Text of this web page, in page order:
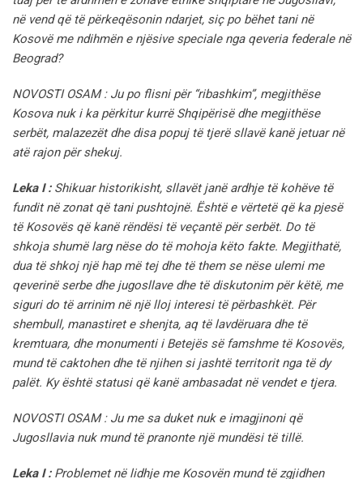
në vend që të përkeqësonin ndarjet, siç po bëhet tani në
Kosovë me ndihmën e njësive speciale nga qeveria federale në
Beograd?
NOVOSTI OSAM : Ju po flisni për “ribashkim”, megjithëse
Kosova nuk i ka përkitur kurrë Shqipërisë dhe megjithëse
serbët, malazezët dhe disa popuj të tjerë sllavë kanë jetuar në
atë rajon për shekuj.
Leka I : Shikuar historikisht, sllavët janë ardhje të kohëve të
fundit në zonat që tani pushtojnë. Është e vërtetë që ka pjesë
të Kosovës që kanë rëndësi të veçantë për serbët. Do të
shkoja shumë larg nëse do të mohoja këto fakte. Megjithatë,
dua të shkoj një hap më tej dhe të them se nëse ulemi me
qeverinë serbe dhe jugosllave dhe të diskutonim për këtë, me
siguri do të arrinim në një lloj interesi të përbashkët. Për
shembull, manastiret e shenjta, aq të lavdëruara dhe të
kremtuara, dhe monumenti i Betejës së famshme të Kosovës,
mund të caktohen dhe të njihen si jashtë territorit nga të dy
palët. Ky është statusi që kanë ambasadat në vendet e tjera.
NOVOSTI OSAM : Ju me sa duket nuk e imagjinoni që
Jugosllavia nuk mund të pranonte një mundësi të tillë.
Leka I : Problemet në lidhje me Kosovën mund të zgjidhen